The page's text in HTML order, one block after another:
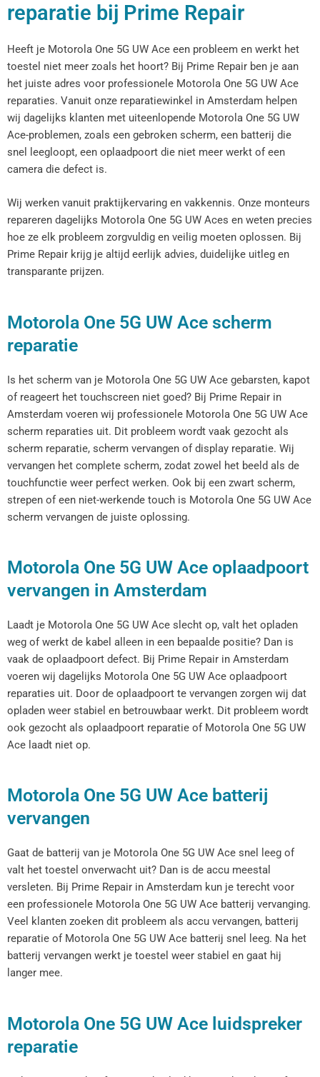
reparatie bij Prime Repair
Heeft je Motorola One 5G UW Ace een probleem en werkt het
toestel niet meer zoals het hoort? Bij Prime Repair ben je aan
het juiste adres voor professionele Motorola One 5G UW Ace
reparaties. Vanuit onze reparatiewinkel in Amsterdam helpen
wij dagelijks klanten met uiteenlopende Motorola One 5G UW
Ace-problemen, zoals een gebroken scherm, een batterij die
snel leegloopt, een oplaadpoort die niet meer werkt of een
camera die defect is.
Wij werken vanuit praktijkervaring en vakkennis. Onze monteurs
repareren dagelijks Motorola One 5G UW Aces en weten precies
hoe ze elk probleem zorgvuldig en veilig moeten oplossen. Bij
Prime Repair krijg je altijd eerlijk advies, duidelijke uitleg en
transparante prijzen.
Motorola One 5G UW Ace scherm
reparatie
Is het scherm van je Motorola One 5G UW Ace gebarsten, kapot
of reageert het touchscreen niet goed? Bij Prime Repair in
Amsterdam voeren wij professionele Motorola One 5G UW Ace
scherm reparaties uit. Dit probleem wordt vaak gezocht als
scherm reparatie, scherm vervangen of display reparatie. Wij
vervangen het complete scherm, zodat zowel het beeld als de
touchfunctie weer perfect werken. Ook bij een zwart scherm,
strepen of een niet-werkende touch is Motorola One 5G UW Ace
scherm vervangen de juiste oplossing.
Motorola One 5G UW Ace oplaadpoort
vervangen in Amsterdam
Laadt je Motorola One 5G UW Ace slecht op, valt het opladen
weg of werkt de kabel alleen in een bepaalde positie? Dan is
vaak de oplaadpoort defect. Bij Prime Repair in Amsterdam
voeren wij dagelijks Motorola One 5G UW Ace oplaadpoort
reparaties uit. Door de oplaadpoort te vervangen zorgen wij dat
opladen weer stabiel en betrouwbaar werkt. Dit probleem wordt
ook gezocht als oplaadpoort reparatie of Motorola One 5G UW
Ace laadt niet op.
Motorola One 5G UW Ace batterij
vervangen
Gaat de batterij van je Motorola One 5G UW Ace snel leeg of
valt het toestel onverwacht uit? Dan is de accu meestal
versleten. Bij Prime Repair in Amsterdam kun je terecht voor
een professionele Motorola One 5G UW Ace batterij vervanging.
Veel klanten zoeken dit probleem als accu vervangen, batterij
reparatie of Motorola One 5G UW Ace batterij snel leeg. Na het
batterij vervangen werkt je toestel weer stabiel en gaat hij
langer mee.
Motorola One 5G UW Ace luidspreker
reparatie